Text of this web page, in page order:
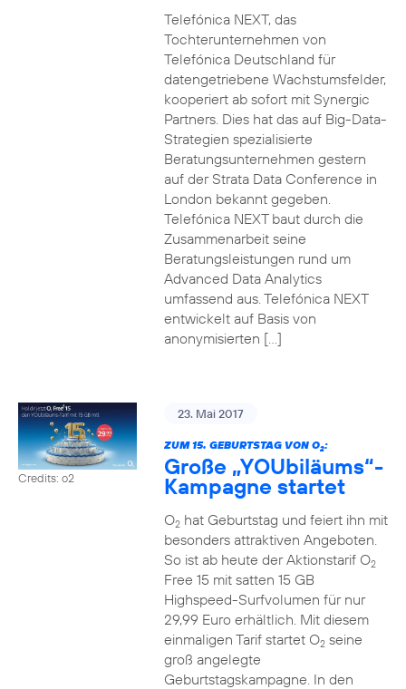
Telefónica NEXT, das
Tochterunternehmen von
Telefónica Deutschland für
datengetriebene Wachstumsfelder,
kooperiert ab sofort mit Synergic
Partners. Dies hat das auf Big-Data-
Strategien spezialisierte
Beratungsunternehmen gestern
auf der Strata Data Conference in
London bekannt gegeben.
Telefónica NEXT baut durch die
Zusammenarbeit seine
Beratungsleistungen rund um
Advanced Data Analytics
umfassend aus. Telefónica NEXT
entwickelt auf Basis von
anonymisierten […]
Credits: o2
23. Mai 2017
ZUM 15. GEBURTSTAG VON O2:
Große „YOUbiläums“-
Kampagne startet
O2hat Geburtstag und feiert ihn mit
besonders attraktiven Angeboten.
So ist ab heute der Aktionstarif O2
Free 15 mit satten 15 GB
Highspeed-Surfvolumen für nur
29,99 Euro erhältlich. Mit diesem
einmaligen Tarif startet O2seine
groß angelegte
Geburtstagskampagne. In den